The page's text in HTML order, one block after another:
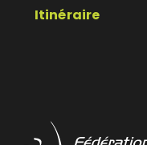
Itinéraire